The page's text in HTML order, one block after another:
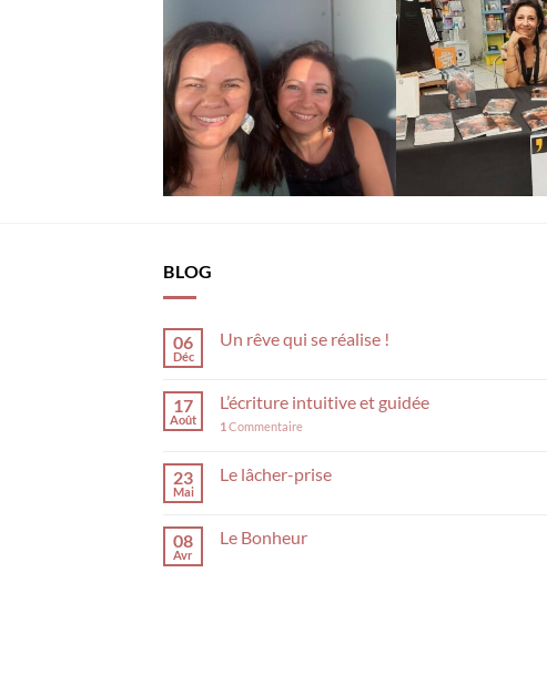
BLOG
06
Déc
Un rêve qui se réalise !
17
Août
L’écriture intuitive et guidée
1 Commentaire
23
Mai
Le lâcher-prise
08
Avr
Le Bonheur